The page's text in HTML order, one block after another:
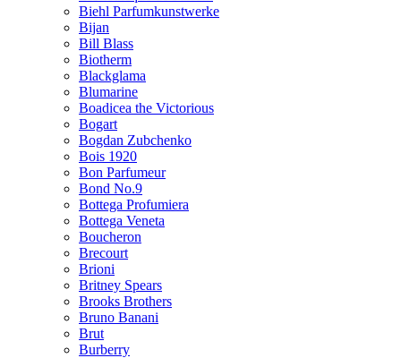
Biehl Parfumkunstwerke
Bijan
Bill Blass
Biotherm
Blackglama
Blumarine
Boadicea the Victorious
Bogart
Bogdan Zubchenko
Bois 1920
Bon Parfumeur
Bond No.9
Bottega Profumiera
Bottega Veneta
Boucheron
Brecourt
Brioni
Britney Spears
Brooks Brothers
Bruno Banani
Brut
Burberry